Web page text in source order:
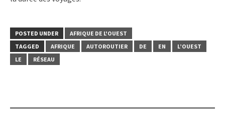
POSTED UNDER
AFRIQUE DE L'OUEST
TAGGED
AFRIQUE AUTOROUTIER DE EN
L’OUEST
LE
RÉSEAU